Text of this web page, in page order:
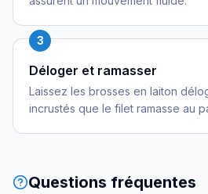
3
Déloger et ramasser
Laissez les brosses en laiton
incrustés que le filet ramasse au
Questions fréquentes